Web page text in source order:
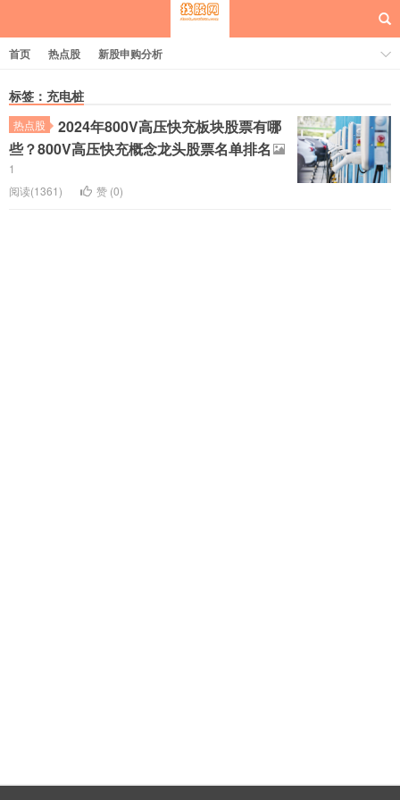
每日概念股
首页 热点股 新股申购分析
标签：充电桩
热点股
2024年800V高压快充板块股票有哪
些？800V高压快充概念龙头股票名单排名
1
阅读(1361)
赞 (0)